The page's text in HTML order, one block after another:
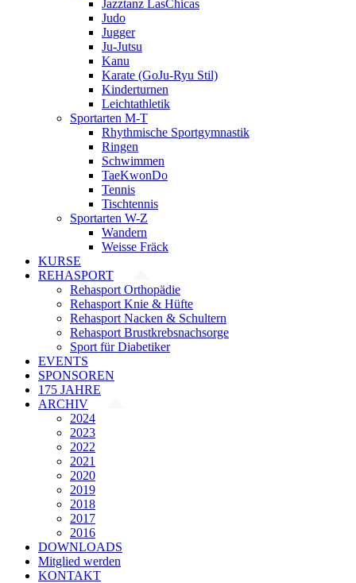
Jazztanz LasChicas
Judo
Jugger
Ju-Jutsu
Kanu
Karate (GoJu-Ryu Stil)
Kinderturnen
Leichtathletik
Sportarten M-T
Rhythmische Sportgymnastik
Ringen
Schwimmen
TaeKwonDo
Tennis
Tischtennis
Sportarten W-Z
Wandern
Weisse Fräck
KURSE
REHASPORT
Rehasport Orthopädie
Rehasport Knie & Hüfte
Rehasport Nacken & Schultern
Rehasport Brustkrebsnachsorge
Sport für Diabetiker
EVENTS
SPONSOREN
175 JAHRE
ARCHIV
2024
2023
2022
2021
2020
2019
2018
2017
2016
DOWNLOADS
Mitglied werden
KONTAKT